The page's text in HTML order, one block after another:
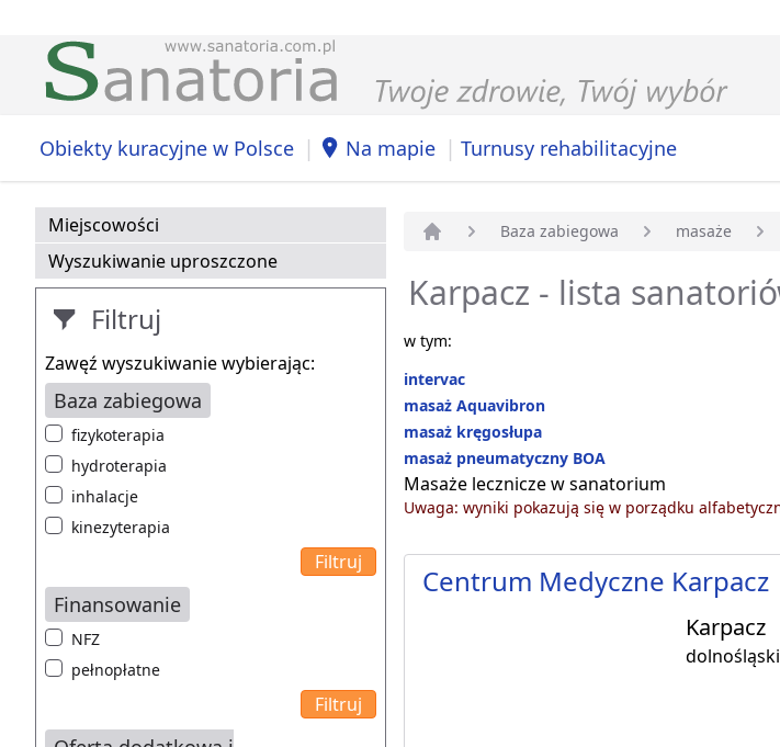
Obiekty kuracyjne w Polsce | Na mapie | Turnusy rehabilitacyjne
Miejscowości
Wyszukiwanie uproszczone
Filtruj
Zawęź wyszukiwanie wybierając:
Baza zabiegowa
fizykoterapia
hydroterapia
inhalacje
kinezyterapia
Finansowanie
NFZ
pełnopłatne
Baza zabiegowa masaże
Karpacz - lista
w tym:
intervac
masaż Aquavibron
masaż kręgosłupa
masaż pneumatyczny BOA
Masaże lecznicze w sanatorium
Uwaga: wyniki pokazują się w porządku
Centrum Medyczne Karpacz
Karpacz